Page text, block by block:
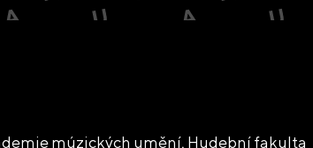
múzických umění, Hudební fakulta